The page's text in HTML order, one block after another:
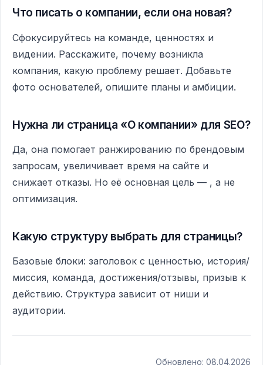
Что писать о компании, если она новая?
Сфокусируйтесь на команде, ценностях и
видении. Расскажите, почему возникла
компания, какую проблему решает. Добавьте
фото основателей, опишите планы и амбиции.
Нужна ли страница «О компании» для SEO?
Да, она помогает ранжированию по брендовым
запросам, увеличивает время на сайте и
снижает отказы. Но её основная цель — , а не
оптимизация.
Какую структуру выбрать для страницы?
Базовые блоки: заголовок с ценностью, история/
миссия, команда, достижения/отзывы, призыв к
действию. Структура зависит от ниши и
аудитории.
Обновлено: 08.04.2026